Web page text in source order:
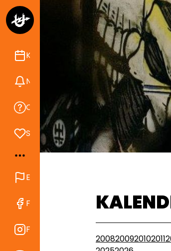
Kalender
Nyheder
Om Ungdomshuset
Støt
English
Find os på Facebook
Find os på Instragram
2008200920102011